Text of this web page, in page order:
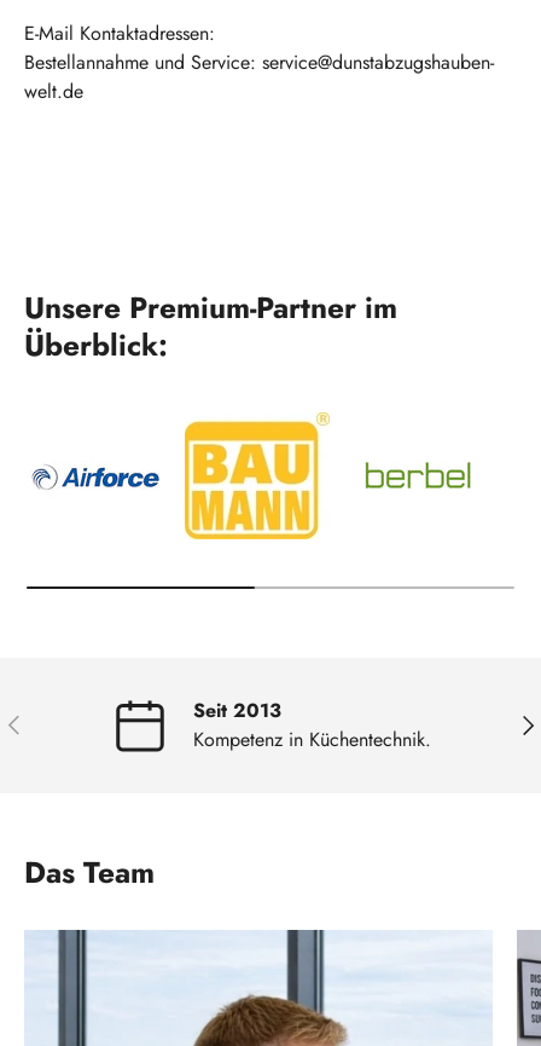
E-Mail Kontaktadressen:
Bestellannahme und Service: service@dunstabzugshauben-
welt.de
Unsere Premium-Partner im
Überblick:
VORHERIGE
Seit 2013
Kompetenz in Küchentechnik.
Das Team